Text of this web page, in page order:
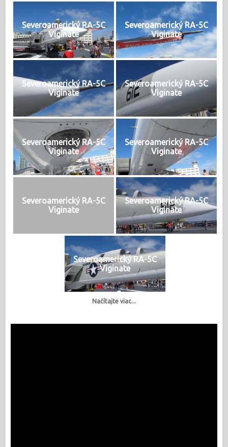
Severoamerický RA-5C
Viginate
Severoamerický RA-5C
Viginate
Severoamerický RA-5C
Viginate
Severoamerický RA-5C
Viginate
Severoamerický RA-5C
Viginate
Severoamerický RA-5C
Viginate
Severoamerický RA-5C
Viginate
Severoamerický RA-5C
Viginate
Severoamerický RA-5C
Viginate
Načítajte viac...